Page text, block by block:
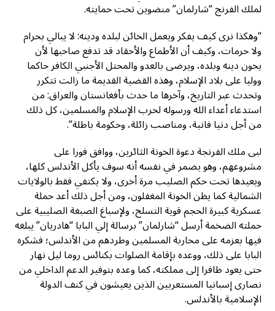
لملك الفرنج “شارلمان” منضوين تحت حمايته.
“وهكذا نرى كيف يفكر ويعمل الخائن لبلده ودينه: لا يبالي بحرام
ولا حرمات، وكيف أن الأطماع والأحقاد قد تدفع صاحبها لأن
يخون دينه وبلده، ويرضى بالعدو والمحتل الأجنبي الكافر حاكما
ووليا على بلاد الإسلام، وهذه القضية القديمة ما زالت تتكرر
وتحدث عبر التاريخ، وآخرها ما حدث بأفغانستان والعراق: من
استدعاء أعداء الله ورسوله لحرب الإسلام والمسلمين، كل ذلك
من أجل دنيا فانية، ومناصب زائلة، وحكومة باطلة”.
لبى ملك الفرنجة دعوة الخونة الثائرين، ووافق فورا على
مشروعهم، وهو يضمر في نفسه أنه سوف يأكل الأندلس كلها،
ويعيدها تحت حكم الصليب مرة أخرى، ولا يكتفي فقط بالولايات
الشمالية كما يظن الخونة المغفلون، ومن أجل ذلك أعد حملة
عسكرية كبيرة الحجم قوية التسلح، ولإسباغ الصبغة الصليبية على
حملته الضخمة أرسل “شارلمان” برسالة إلي البابا “هادريان” يبلغه
فيها بعزمه على محاربة المسلمين وطردهم من الأندلس؛ فشكره
البابا على ذلك، ووعده بإقامة الصلوات بكنائس روما ليل نهار
حتى يعود ظافرا إلى مملكته، كما وعده بتوفير الدعم الداخلي من
نصارى إسبانيا المستعربين الذين يعيشون في كنف الدولة
الإسلامية بالأندلس.